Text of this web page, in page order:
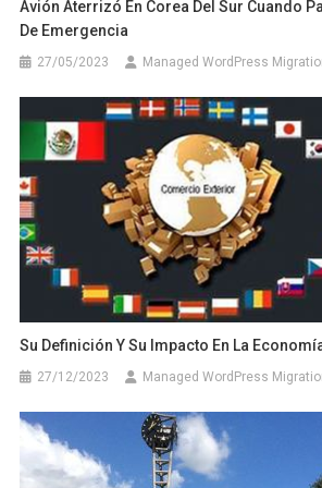
Avión Aterrizó En Corea Del Sur Cuando
De Emergencia
27/05/2023 Managed WordPress
Su Definición Y Su Impacto En La
27/12/2023 Managed WordPress